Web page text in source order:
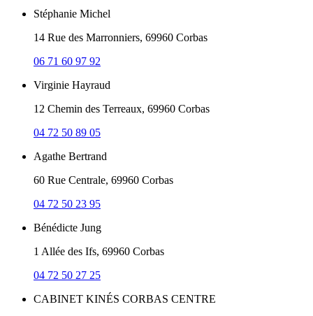
Stéphanie Michel
14 Rue des Marronniers, 69960 Corbas
06 71 60 97 92
Virginie Hayraud
12 Chemin des Terreaux, 69960 Corbas
04 72 50 89 05
Agathe Bertrand
60 Rue Centrale, 69960 Corbas
04 72 50 23 95
Bénédicte Jung
1 Allée des Ifs, 69960 Corbas
04 72 50 27 25
CABINET KINÉS CORBAS CENTRE